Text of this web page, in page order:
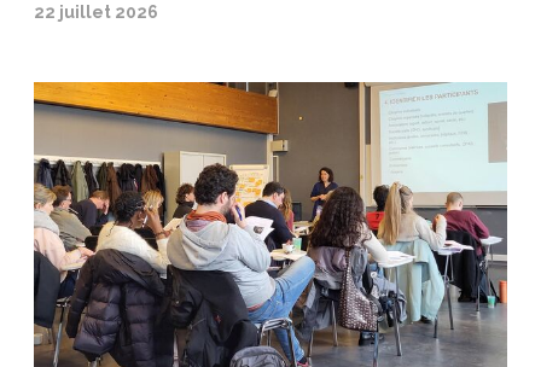
22 juillet 2026